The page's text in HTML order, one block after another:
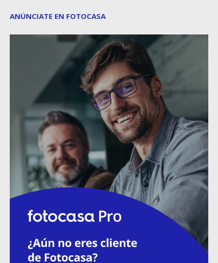
ANÚNCIATE EN FOTOCASA